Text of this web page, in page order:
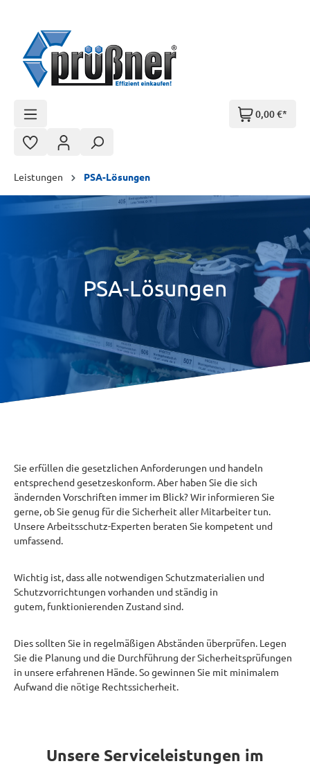
0,00 €*
Leistungen PSA-Lösungen
PSA-Lösungen
Sie erfüllen die gesetzlichen Anforderungen und handeln
entsprechend gesetzeskonform. Aber haben Sie die sich
ändernden Vorschriften immer im Blick? Wir informieren Sie
gerne, ob Sie genug für die Sicherheit aller Mitarbeiter tun.
Unsere Arbeitsschutz-Experten beraten Sie kompetent und
umfassend.
Wichtig ist, dass alle notwendigen Schutzmaterialien und
Schutzvorrichtungen vorhanden und ständig in
gutem, funktionierenden Zustand sind.
Dies sollten Sie in regelmäßigen Abständen überprüfen. Legen
Sie die Planung und die Durchführung der Sicherheitsprüfungen
in unsere erfahrenen Hände. So gewinnen Sie mit minimalem
Aufwand die nötige Rechtssicherheit.
Unsere Serviceleistungen im